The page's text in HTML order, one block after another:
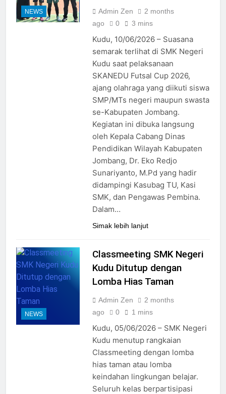
NEWS Admin Zen
2 months
ago
0 3 mins
Kudu, 10/06/2026 – Suasana
semarak terlihat di SMK Negeri
Kudu saat pelaksanaan
SKANEDU Futsal Cup 2026,
ajang olahraga yang diikuti siswa
SMP/MTs negeri maupun swasta
se-Kabupaten Jombang.
Kegiatan ini dibuka langsung
oleh Kepala Cabang Dinas
Pendidikan Wilayah Kabupaten
Jombang, Dr. Eko Redjo
Sunariyanto, M.Pd yang hadir
didampingi Kasubag TU, Kasi
SMK, dan Pengawas Pembina.
Dalam…
Simak lebih lanjut
NEWS
Classmeeting SMK Negeri
Kudu Ditutup dengan
Lomba Hias Taman
Admin Zen
2 months
ago
0 1 mins
Kudu, 05/06/2026 – SMK Negeri
Kudu menutup rangkaian
Classmeeting dengan lomba
hias taman atau lomba
keindahan lingkungan belajar.
Seluruh kelas berpartisipasi